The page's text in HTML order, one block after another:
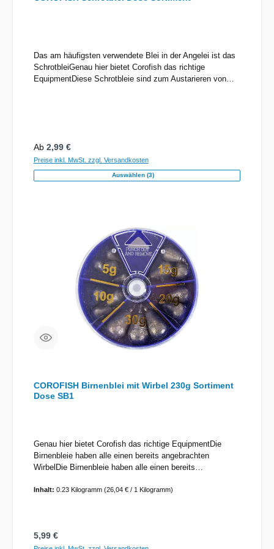
Das am häufigsten verwendete Blei in der Angelei ist das
SchrotbleiGenau hier bietet Corofish das richtige
EquipmentDiese Schrotbleie sind zum Austarieren von
0,5g / 1g / 2g / 2,5g / 3g
Regulärer Preis:
Ab 2,99 €
Preise inkl. MwSt. zzgl. Versandkosten
Auswählen (3)
COROFISH Birnenblei mit Wirbel 230g Sortiment
Dose SB1
Genau hier bietet Corofish das richtige EquipmentDie
Birnenbleie haben alle einen bereits angebrachten
WirbelDie Birnenbleie haben alle einen bereits
eingehängt werden! Gesaminhalt des Sortiments:
Inhalt: 0.23 Kilogramm (26,04 € / 1 Kilogramm)
Regulärer Preis:
5,99 €